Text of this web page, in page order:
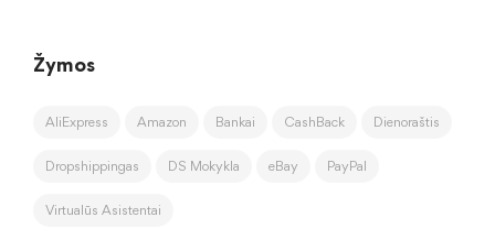
Žymos
AliExpress Amazon Bankai CashBack Dienoraštis
Dropshippingas DS Mokykla eBay PayPal
Virtualūs Asistentai